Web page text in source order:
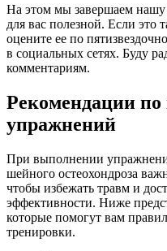
На этом мы завершаем нашу
для вас полезной. Если это
оцените ее по
в социальных сетях. Буду
комментариям.
Рекомендации
упражнений
При выполнении
шейного остеохондроза
чтобы избежать травм и
эффективности. Ниже
которые помогут вам
тренировки.